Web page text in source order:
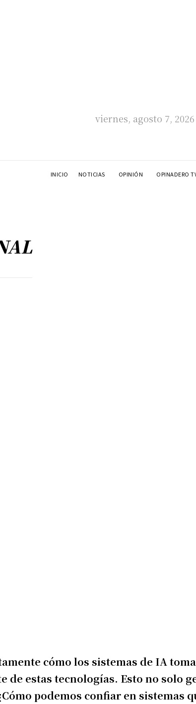
viernes, agosto 7, 2026
INICIO NOTICIAS OPINIÓN OPINADERO
cómo los sistemas de IA
estas tecnologías. Esto no solo
podemos confiar en sistemas